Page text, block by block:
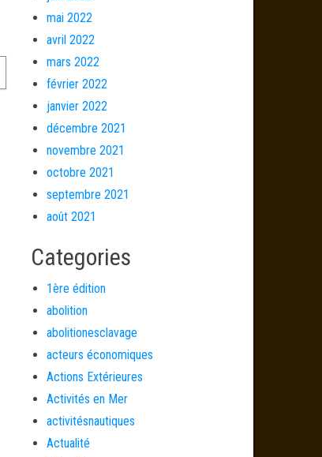
mai 2022
avril 2022
mars 2022
février 2022
janvier 2022
décembre 2021
novembre 2021
octobre 2021
septembre 2021
août 2021
Categories
1ère édition
abolition
abolitionesclavage
acteurs économiques
Actions Extérieures
Activités en Mer
activitésnautiques
Actualité